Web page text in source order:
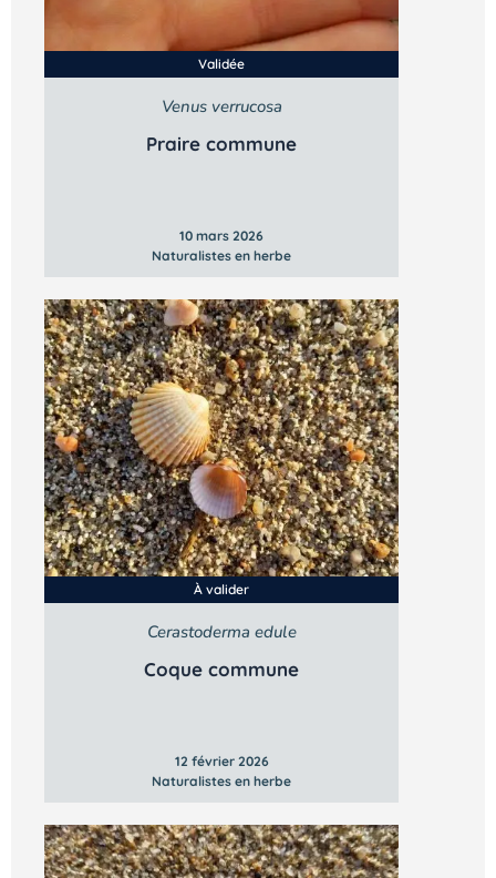
Validée
Venus verrucosa
Praire commune
10 mars 2026
Naturalistes en herbe
À valider
Cerastoderma edule
Coque commune
12 février 2026
Naturalistes en herbe